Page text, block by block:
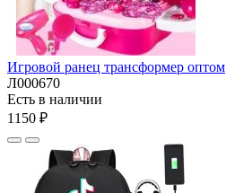
Игровой ранец трансформер оптом
Л000670
Есть в наличии
1150 ₽